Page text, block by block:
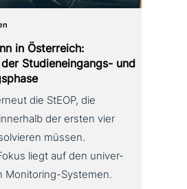
in Österreich:
Studieneingangs- und
die StEOP, die
der ersten vier
müssen.
liegt auf den uni­ver­
Monitoring-Systemen.